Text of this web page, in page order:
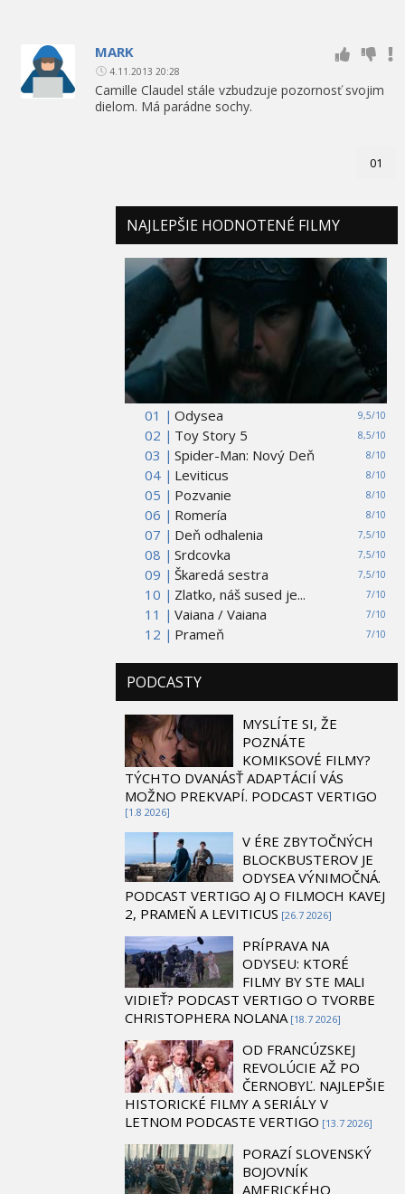
MARK
4.11.2013 20:28
Camille Claudel stále vzbudzuje pozornosť svojim
dielom. Má parádne sochy.
01
NAJLEPŠIE HODNOTENÉ FILMY
01 | 9,5/10
Odysea
02 |
8,5/10
Toy Story 5
03 |
8/10
Spider-Man: Nový Deň
04 |
8/10
Leviticus
05 |
8/10
Pozvanie
06 |
8/10
Romería
07 |
7,5/10
Deň odhalenia
08 |
7,5/10
Srdcovka
09 |
7,5/10
Škaredá sestra
10 |
7/10
Zlatko, náš sused je...
11 |
7/10
Vaiana / Vaiana
12 |
7/10
Prameň
PODCASTY
MYSLÍTE SI, ŽE
POZNÁTE
KOMIKSOVÉ FILMY?
TÝCHTO DVANÁSŤ ADAPTÁCIÍ VÁS
MOŽNO PREKVAPÍ. PODCAST VERTIGO
[1.8 2026]
V ÉRE ZBYTOČNÝCH
BLOCKBUSTEROV JE
ODYSEA VÝNIMOČNÁ.
PODCAST VERTIGO AJ O FILMOCH KAVEJ
2, PRAMEŇ A LEVITICUS [26.7 2026]
PRÍPRAVA NA
ODYSEU: KTORÉ
FILMY BY STE MALI
VIDIEŤ? PODCAST VERTIGO O TVORBE
CHRISTOPHERA NOLANA [18.7 2026]
OD FRANCÚZSKEJ
REVOLÚCIE AŽ PO
ČERNOBYĽ. NAJLEPŠIE
HISTORICKÉ FILMY A SERIÁLY V
LETNOM PODCASTE VERTIGO [13.7 2026]
PORAZÍ SLOVENSKÝ
BOJOVNÍK
AMERICKÉHO